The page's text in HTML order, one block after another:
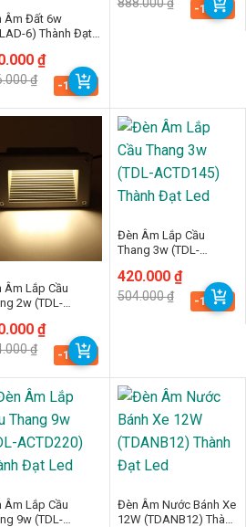
Âm Đất 6w
6) Thành Đạt
₫
₫
₫.
-16.7%
888.000₫
là:
tại
-16.7%
Âm Lắp Cầu
2w (TDL-
₫
₫
₫.
-16.7%
Đèn Âm Lắp Cầu
Thang 3w (TDL-
Led
504.000₫
Giá
gốc
là:
420.000 ₫
Giá
hiện
tại
-16.7%
Âm Lắp Cầu
9w (TDL-
Đèn Âm Nước Bánh Xe
12W (TDANB12) Thành